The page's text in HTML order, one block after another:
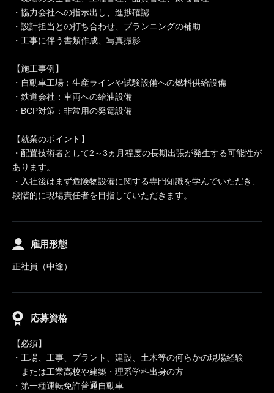
・協力会社への指示出し、進捗確認
・設計担当との打ち合わせ、プランニングの補助
・工事に伴う書類作成、写真撮影
【施工事例】
・自動車工場：生産ラインや試験設備への燃料供給設備
・鉄道会社：車両への給油設備
・BCP対策：非常用の発電設備
【就業のポイント】
・配置技術者として2～3ヵ月程度の長期出張が発生する可能性が
あります。
・入社後はまず危険物設備に関する専門知識を学んでいただき、
段階的に現場責任者を目指していただきます。
雇用形態
正社員（中途）
応募資格
【必須】
・工場、工事、プラント、建設、土木等の何らかの現場経験
または工業高校や建築・理系学科出身の方
・第一種運転免許普通自動車